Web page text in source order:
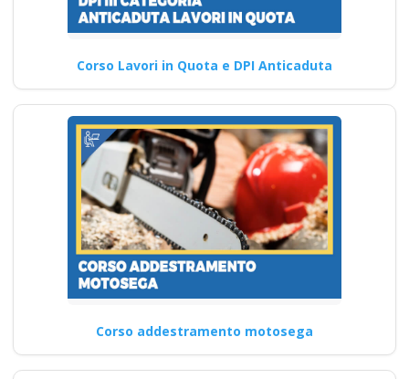
Corso Lavori in Quota e DPI Anticaduta
Corso addestramento motosega